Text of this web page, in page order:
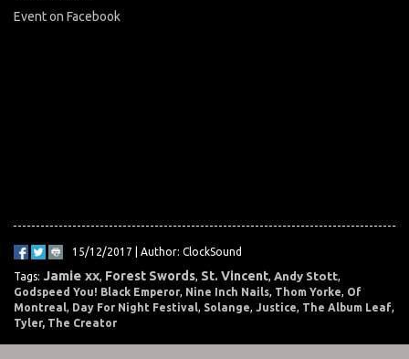
Event on Facebook
15/12/2017 | Author: ClockSound
Tags: Jamie xx, Forest Swords, St. Vincent, Andy Stott,
Godspeed You! Black Emperor, Nine Inch Nails, Thom Yorke, Of
Montreal, Day For Night Festival, Solange, Justice, The Album Leaf,
Tyler, The Creator